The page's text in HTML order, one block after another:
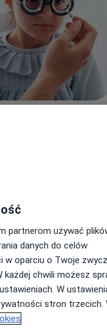
w Google, dzięki
profilowi online.
poza godzinami pracy
o
pacjentów dzięki
bezpieczeństwa
partnerom używać
danych do celów
oparciu o Twoje
chwili możesz
W
stron trzecich.